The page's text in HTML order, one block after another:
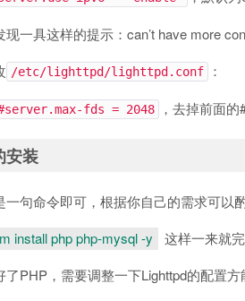
现一具这样的提示：can’t have more
/etc/lighttpd/lighttpd.conf
：
fds = 2048 ，去掉前面
安装
一句命令即可，根据你自己的需求可以
install php php-mysql -y
这样一来就
了PHP，需要调整一下Lighttpd的配置方